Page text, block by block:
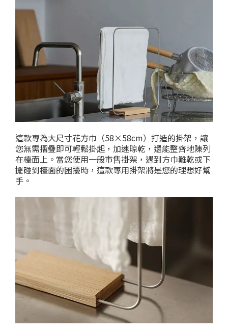
這款專為大尺寸花方巾（58×58cm）打造的掛架，讓
您無需摺疊即可輕鬆掛起，加速晾乾，還能整齊地陳列
在檯面上。當您使用一般市售掛架，遇到方巾難乾或下
擺碰到檯面的困擾時，這款專用掛架將是您的理想好幫
手。